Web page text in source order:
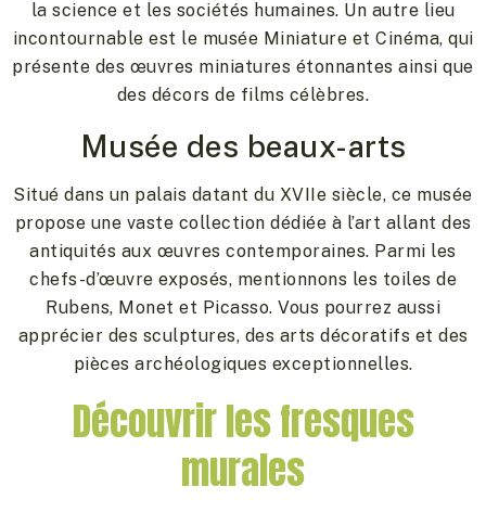
la science et les sociétés humaines. Un autre lieu
incontournable est le musée Miniature et Cinéma, qui
présente des œuvres miniatures étonnantes ainsi que
des décors de films célèbres.
Musée des beaux-arts
Situé dans un palais datant du XVIIe siècle, ce musée
propose une vaste collection dédiée à l’art allant des
antiquités aux œuvres contemporaines. Parmi les
chefs-d’œuvre exposés, mentionnons les toiles de
Rubens, Monet et Picasso. Vous pourrez aussi
apprécier des sculptures, des arts décoratifs et des
pièces archéologiques exceptionnelles.
Découvrir les fresques
murales